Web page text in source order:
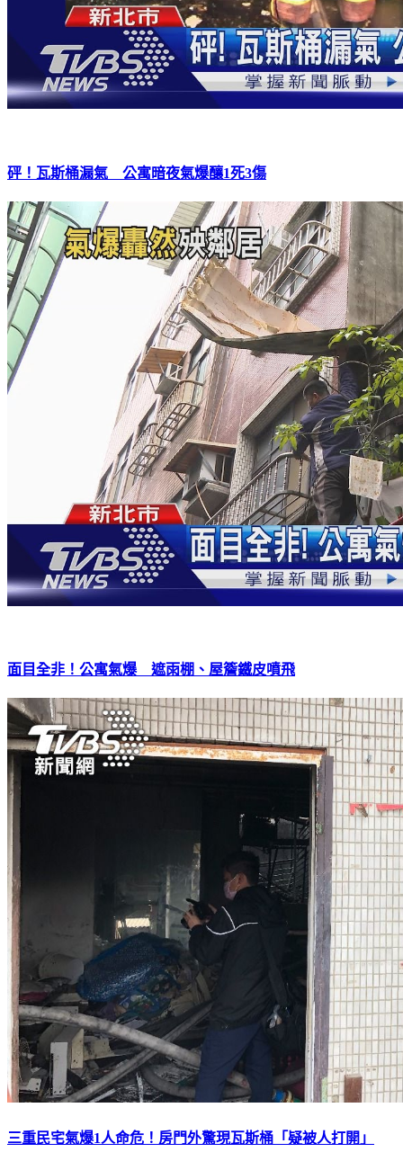
砰！瓦斯桶漏氣 公寓暗夜氣爆釀1死3傷
面目全非！公寓氣爆 遮雨棚、屋簷鐵皮噴飛
三重民宅氣爆1人命危！房門外驚現瓦斯桶「疑被人打開」